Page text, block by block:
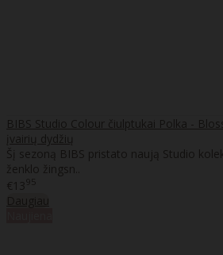
BIBS Studio Colour čiulptukai Polka -
įvairių dydžių
Šį sezoną BIBS pristato naują Studio
ženklo žingsn..
€1395
Daugiau